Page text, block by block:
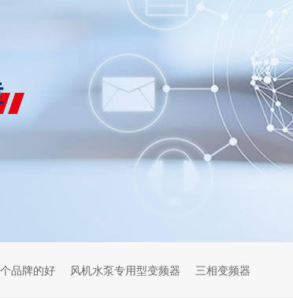
品牌的好 风机水泵专用型变频器 三相变频器